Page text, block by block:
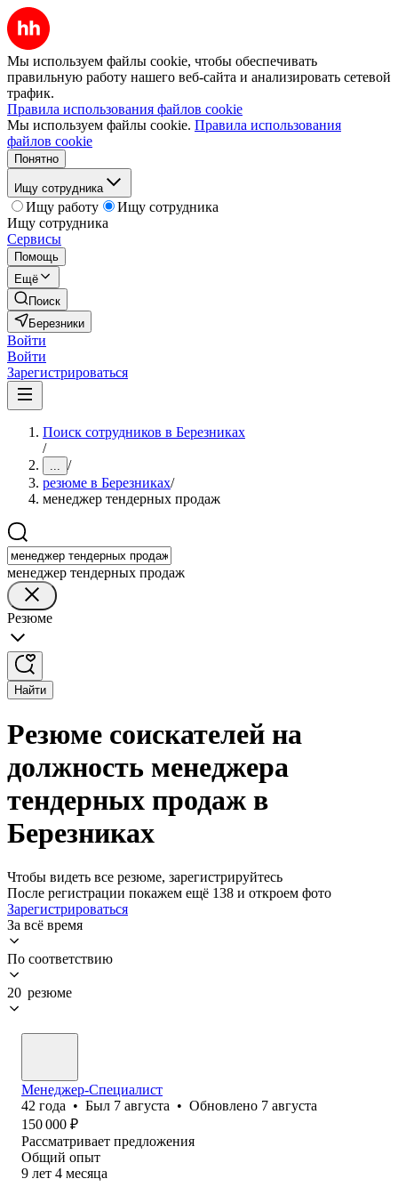
Мы используем файлы cookie, чтобы обеспечивать
правильную работу нашего веб-сайта и анализировать сетевой
трафик.
Правила использования файлов cookie
Мы используем файлы cookie. Правила использования
файлов cookie
Понятно
Ищу сотрудника
Ищу работу
Ищу сотрудника
Ищу сотрудника
Сервисы
Помощь
Ещё
Поиск
Березники
Войти
Войти
Зарегистрироваться
Поиск сотрудников в Березниках
/
... /
резюме в Березниках/
менеджер тендерных продаж
менеджер тендерных продаж
Резюме
Найти
Резюме соискателей на
должность менеджера
тендерных продаж в
Березниках
Чтобы видеть все резюме, зарегистрируйтесь
После регистрации покажем ещё 138 и откроем фото
Зарегистрироваться
За всё время
По соответствию
20 резюме
Менеджер-Специалист
42 года • Был 7 августа • Обновлено 7 августа
150 000 ₽
Рассматривает предложения
Общий опыт
9 лет 4 месяца